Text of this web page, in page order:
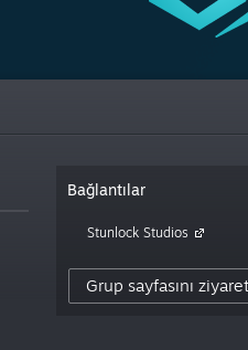
Bağlantılar
Stunlock Studios
Grup sayfasını